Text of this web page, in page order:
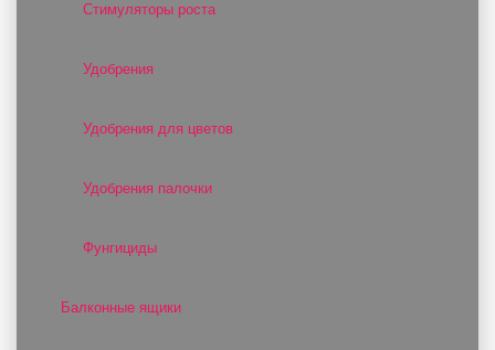
Стимуляторы роста
Удобрения
Удобрения для цветов
Удобрения палочки
Фунгициды
Балконные ящики